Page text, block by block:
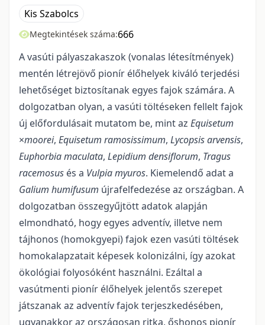
Kis Szabolcs
Megtekintések száma:666
A vasúti pályaszakaszok (vonalas létesítmények)
mentén létrejövő pionír élőhelyek kiváló terjedési
lehetőséget biztosítanak egyes fajok számára. A
dolgozatban olyan, a vasúti töltéseken fellelt fajok
új előfordulásait mutatom be, mint az Equisetum
×moorei, Equisetum ramosissimum, Lycopsis arvensis,
Euphorbia maculata, Lepidium densiflorum, Tragus
racemosus és a Vulpia myuros. Kiemelendő adat a
Galium humifusum újrafelfedezése az országban. A
dolgozatban összegyűjtött adatok alapján
elmondható, hogy egyes adventív, illetve nem
tájhonos (homokgyepi) fajok ezen vasúti töltések
homokalapzatait képesek kolonizálni, így azokat
ökológiai folyosóként használni. Ezáltal a
vasútmenti pionír élőhelyek jelentős szerepet
játszanak az adventív fajok terjeszkedésében,
ugyanakkor az orszá­gosan ritka, őshonos pionír